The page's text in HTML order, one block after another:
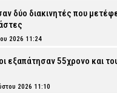
δύο διακινητές που
2026 11:24
εξαπάτησαν 55χρονο και
2026 11:10